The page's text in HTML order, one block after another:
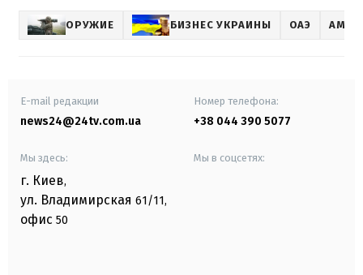
ОРУЖИЕ БИЗНЕС УКРАИНЫ ОАЭ АМКУ
E-mail редакции
news24@24tv.com.ua
Номер телефона:
+38 044 390 5077
Мы здесь:
г. Киев,
ул. Владимирская 61/11,
офис 50
Мы в соцсетях: